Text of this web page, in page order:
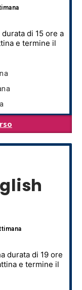
di 15 ore a
e termine il
durata di 19 ore
e termine il